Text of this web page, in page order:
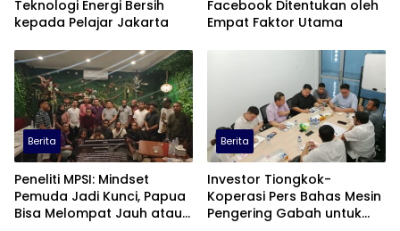
Teknologi Energi Bersih
kepada Pelajar Jakarta
Facebook Ditentukan oleh
Empat Faktor Utama
Berita
Peneliti MPSI: Mindset
Pemuda Jadi Kunci, Papua
Bisa Melompat Jauh atau
Berita
Investor Tiongkok-
Koperasi Pers Bahas Mesin
Pengering Gabah untuk